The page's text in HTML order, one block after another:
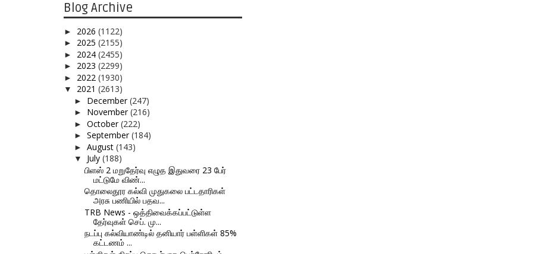
Blog Archive
► 2026 (1122)
► 2025 (2155)
► 2024 (2455)
► 2023 (2299)
► 2022 (1930)
▼ 2021 (2613)
► December(247)
► November(216)
► October(222)
► September(184)
► August (143)
▼ July (188)
பிளஸ் 2 மறுதேர்வு எழுத இதுவரை 23 பேர்
மட்டுமே விண்...
தொலைதூர கல்வி முதுகலை பட்டதாரிகள்
அரசு பணியில் பதவ...
TRB News - ஒத்திவைக்கப்பட்டுள்ள
தேர்வுகள் செப். மு...
நடப்பு கல்வியாண்டில் தனியார் பள்ளிகள் 85%
கட்டணம் ...